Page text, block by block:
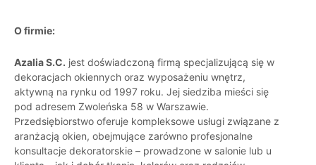
O firmie:
Azalia S.C. jest doświadczoną firmą specjalizującą się w
dekoracjach okiennych oraz wyposażeniu wnętrz,
aktywną na rynku od 1997 roku. Jej siedziba mieści się
pod adresem Zwoleńska 58 w Warszawie.
Przedsiębiorstwo oferuje kompleksowe usługi związane z
aranżacją okien, obejmujące zarówno profesjonalne
konsultacje dekoratorskie – prowadzone w salonie lub u